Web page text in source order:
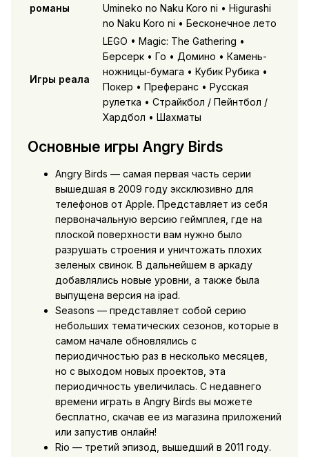
романы
Umineko no Naku Koro ni • Higurashi
no Naku Koro ni • Бесконечное лето
Игры реала
LEGO • Magic: The Gathering •
Берсерк • Го • Домино • Камень-
ножницы-бумага • Кубик Рубика •
Покер • Преферанс • Русская
рулетка • Страйкбол / Пейнтбол /
Хардбол • Шахматы
Основные игры Angry Birds
Angry Birds — самая первая часть серии
вышедшая в 2009 году эксклюзивно для
телефонов от Apple. Представляет из себя
первоначальную версию геймплея, где на
плоской поверхности вам нужно было
разрушать строения и уничтожать плохих
зеленых свинок. В дальнейшем в аркаду
добавлялись новые уровни, а также была
выпущена версия на ipad.
Seasons — представляет собой серию
небольших тематических сезонов, которые в
самом начале обновлялись с
периодичностью раз в несколько месяцев,
но с выходом новых проектов, эта
периодичность увеличилась. С недавнего
времени играть в Angry Birds вы можете
бесплатно, скачав ее из магазина приложений
или запустив онлайн!
Rio — третий эпизод, вышедший в 2011 году.